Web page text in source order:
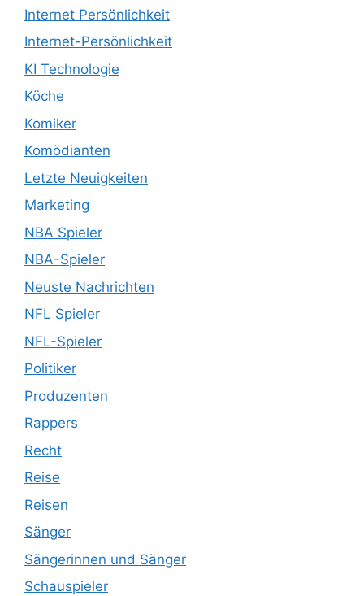
Internet Persönlichkeit
Internet-Persönlichkeit
KI Technologie
Köche
Komiker
Komödianten
Letzte Neuigkeiten
Marketing
NBA Spieler
NBA-Spieler
Neuste Nachrichten
NFL Spieler
NFL-Spieler
Politiker
Produzenten
Rappers
Recht
Reise
Reisen
Sänger
Sängerinnen und Sänger
Schauspieler